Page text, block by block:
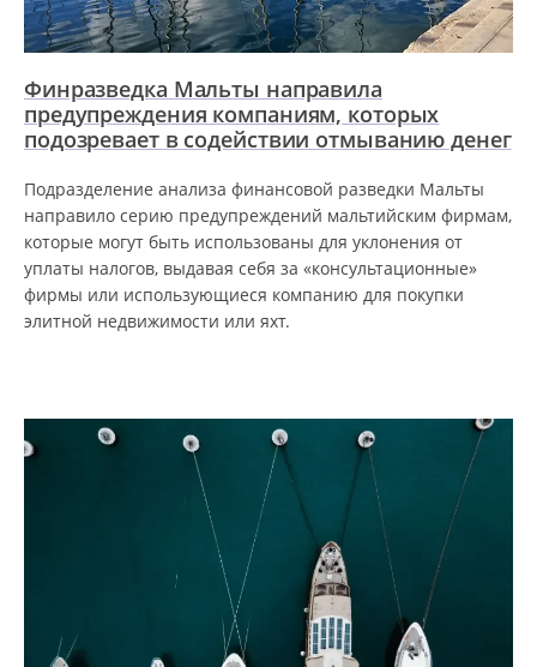
Финразведка Мальты направила
предупреждения компаниям, которых
подозревает в содействии отмыванию денег
Подразделение анализа финансовой разведки Мальты
направило серию предупреждений мальтийским фирмам,
которые могут быть использованы для уклонения от
уплаты налогов, выдавая себя за «консультационные»
фирмы или использующиеся компанию для покупки
элитной недвижимости или яхт.